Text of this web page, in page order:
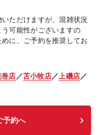
ただけますが、混雑状況
可能性がございますの
に、ご予約を推奨してお
店 ／苫小牧店／ 上磯店／
予約へ